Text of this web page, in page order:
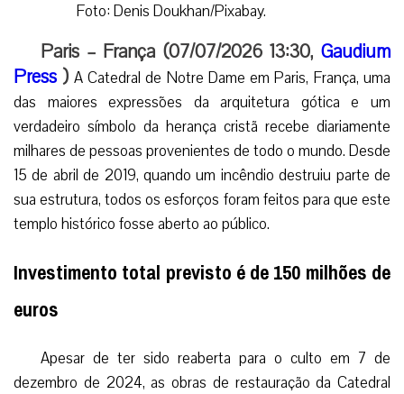
Foto: Denis Doukhan/Pixabay.
Paris – França (07/07/2026 13:30, Gaudium
Press ) A Catedral de Notre Dame em Paris, França, uma
das maiores expressões da arquitetura gótica e um
verdadeiro símbolo da herança cristã recebe diariamente
milhares de pessoas provenientes de todo o mundo. Desde
15 de abril de 2019, quando um incêndio destruiu parte de
sua estrutura, todos os esforços foram feitos para que este
templo histórico fosse aberto ao público.
Investimento total previsto é de 150 milhões de
euros
Apesar de ter sido reaberta para o culto em 7 de
dezembro de 2024, as obras de restauração da Catedral